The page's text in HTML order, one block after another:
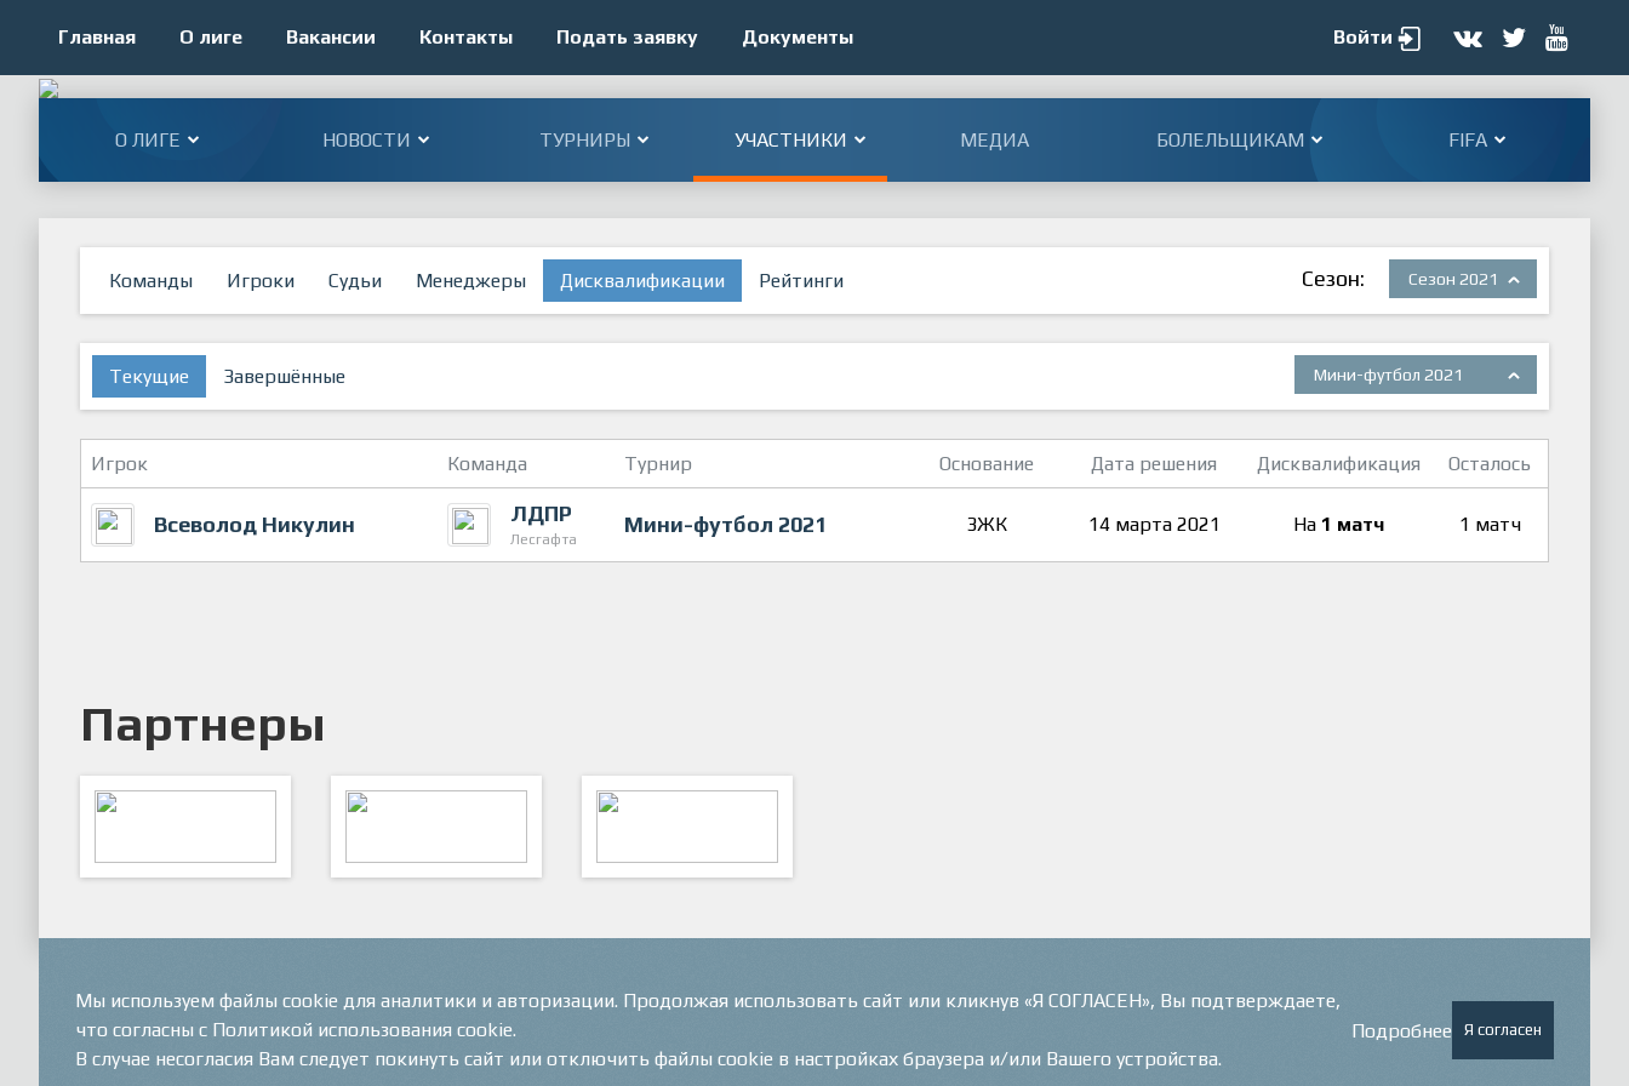
Главная О лиге Вакансии Контакты Подать заявку Документы Войти
О ЛИГЕ НОВОСТИ ТУРНИРЫ УЧАСТНИКИ МЕДИА БОЛЕЛЬЩИКАМ FIFA
Команды Игроки Судьи Менеджеры Дисквалификации Рейтинги Сезон 2021
Сезон:
Текущие Завершённые Мини-футбол 2021
Игрок Команда Турнир Основание Дата решения Дисквалификация Осталось
Всеволод Никулин ЛДПР
Лесгафта
Мини-футбол 2021 3ЖК 14 марта 2021 На 1 матч 1 матч
Партнеры
Мы используем файлы cookie для аналитики и авторизации. Продолжая использовать сайт или кликнув «Я СОГЛАСЕН», Вы подтверждаете,
что согласны с Политикой использования cookie.
В случае несогласия Вам следует покинуть сайт или отключить файлы cookie в настройках браузера и/или Вашего устройства.
Подробнее Я согласен